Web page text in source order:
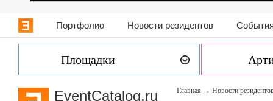
Портфолио Новости резидентов
Площадки
EventCatalog.ru Главная → Новости